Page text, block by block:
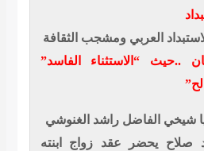
العربي ومشجب الثقافة
..حيث “الاستثناء الفاسد”
شيخي الفاضل راشد الغنوشي
صلاح يحضر عقد زواج ابنته